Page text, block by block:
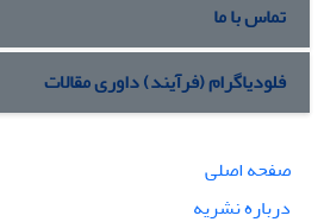
تماس با ما
فلودیاگرام (فرآیند) داوری مقالات
صفحه اصلی
درباره نشریه